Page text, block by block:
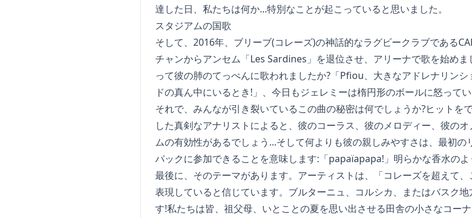
達した日、私たちは何か...特別なことが起こっていると思いました。
スタジアムの国歌
そして、2016年、ブリーブ(コレーズ)の神話的なラグビークラブである
チャンからアンセム「Les Sardines」を退位させ、アリーナで歌を始め
って彼の肺のてっぺんに歌われましたか?「Pfiou、大きなアドレナリン
ドの真ん中にいるとき!」、今日もジェレミーは楕円形のボールに怒ってい
それで、みんなが引き裂いているこの曲の秘密は何でしょうか?ヒットを
した真剣なアナリストによると、彼のコーラス、彼のメロディー、彼の
ムの有効性があるでしょう...そして何よりも彼の親しみやすさは、最初の
パックに参加できることを意味します:「papaïapapa!」明らかな香水のよ
最後に、そのテーマがあります。アーティストは、「コレーズを超えて
表現していると信じています。ブルターニュ、コルシカ、またはバスク
す!私たちは皆、祖父母、いとことの夏を思い出させる田舎の小さなコー